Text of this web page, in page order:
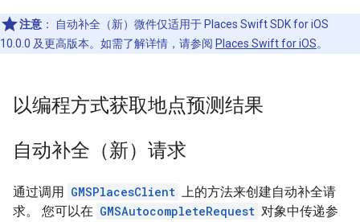
注意 ：
自动补全（新）微件仅适用于 Places Swift SDK for iOS
10.0.0 及更高版本。如需了解详情，请参阅 Places Swift for iOS。
以编程方式获取地点预测结果
自动补全（新）请求
通过调用 GMSPlacesClient 上的方法来创建自动补全请
求。 您可以在 GMSAutocompleteRequest 对象中传递参